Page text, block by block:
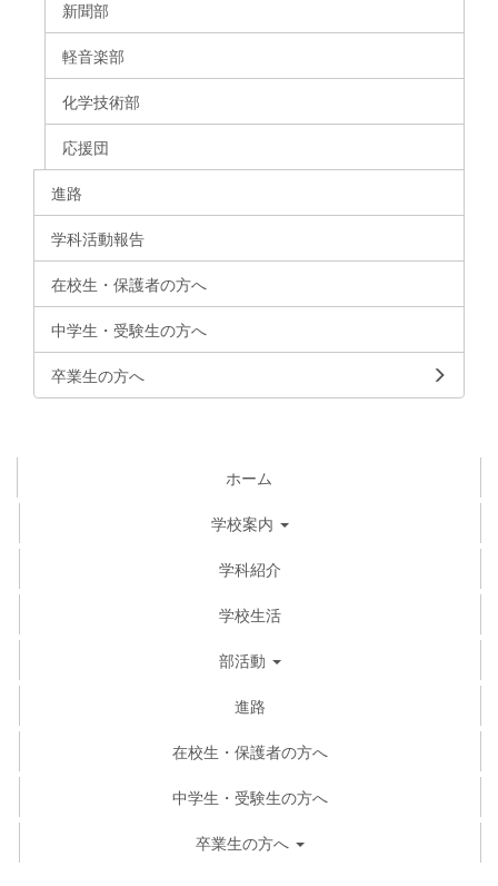
新聞部
軽音楽部
化学技術部
応援団
進路
学科活動報告
在校生・保護者の方へ
中学生・受験生の方へ
卒業生の方へ
ホーム
学校案内
学科紹介
学校生活
部活動
進路
在校生・保護者の方へ
中学生・受験生の方へ
卒業生の方へ